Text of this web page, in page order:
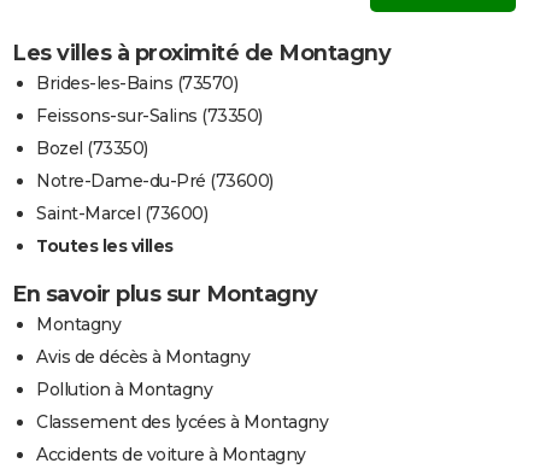
Les villes à proximité de Montagny
Brides-les-Bains (73570)
Feissons-sur-Salins (73350)
Bozel (73350)
Notre-Dame-du-Pré (73600)
Saint-Marcel (73600)
Toutes les villes
En savoir plus sur Montagny
Montagny
Avis de décès à Montagny
Pollution à Montagny
Classement des lycées à Montagny
Accidents de voiture à Montagny